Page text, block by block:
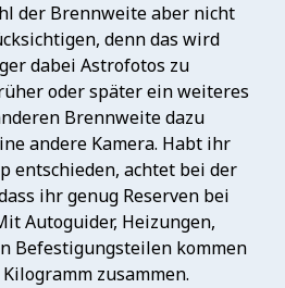
der Brennweite aber nicht
denn das wird
dabei Astrofotos zu
oder später ein weiteres
Brennweite dazu
andere Kamera. Habt ihr
entschieden, achtet bei der
ihr genug Reserven bei
Autoguider, Heizungen,
Befestigungsteilen kommen
zusammen.